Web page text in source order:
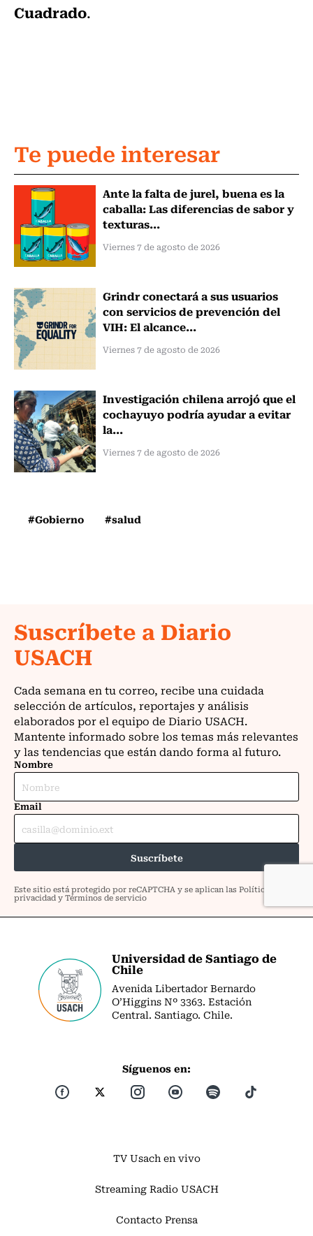
Cuadrado.
Te puede interesar
Ante la falta de jurel, buena es la
caballa: Las diferencias de sabor y
texturas...
Viernes 7 de agosto de 2026
Grindr conectará a sus usuarios
con servicios de prevención del
VIH: El alcance...
Viernes 7 de agosto de 2026
Investigación chilena arrojó que el
cochayuyo podría ayudar a evitar
la...
Viernes 7 de agosto de 2026
#Gobierno #salud
Universidad de Santiago de
Chile
Avenida Libertador Bernardo
O’Higgins Nº 3363. Estación
Central. Santiago. Chile.
Síguenos en:
TV Usach en vivo
Streaming Radio USACH
Contacto Prensa